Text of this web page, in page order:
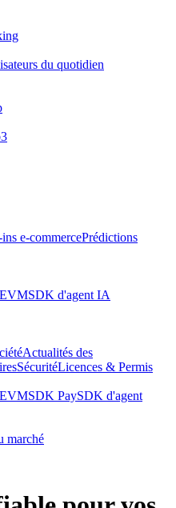
du quotidien
e-commercePrédictions
SDK d'agent IA
Actualités des
SécuritéLicences & Permis
SDK PaySDK d'agent
marché